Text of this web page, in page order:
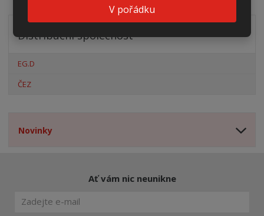
V pořádku
Distribuční společnost
EG.D
ČEZ
Novinky
Ať vám nic neunikne